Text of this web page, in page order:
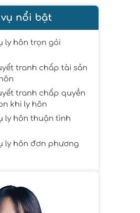
vụ nổi bật
ly hôn trọn gói
tranh chấp tài sản
tranh chấp quyền
khi ly hôn
ly hôn thuận tình
ly hôn đơn phương